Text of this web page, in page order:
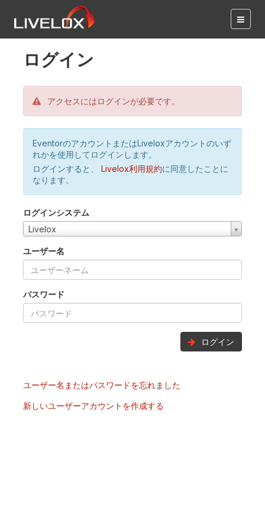
ログイン
アクセスにはログインが必要です。
EventorのアカウントまたはLiveloxアカウントのいず
れかを使用してログインします。
ログインすると、
Livelox利用規約に同意したことに
なります。
ログインシステム
Livelox
ユーザー名
パスワード
ログイン
ユーザー名またはパスワードを忘れました
新しいユーザーアカウントを作成する